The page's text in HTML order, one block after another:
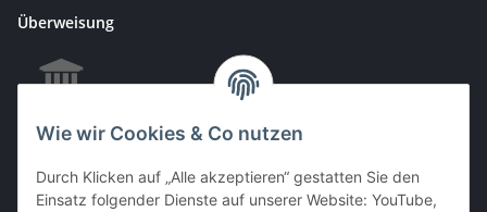
Wie wir Cookies & Co nutzen
Durch Klicken auf „Alle akzeptieren“ gestatten Sie den
Einsatz folgender Dienste auf unserer Website: YouTube,
Überweisung
EC & Kreditkartenzahlung bei Abholung